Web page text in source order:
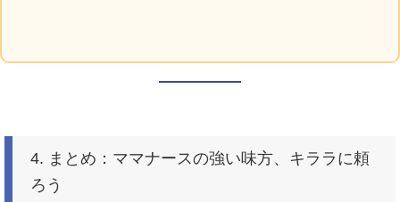
4. まとめ：ママナースの強い味方、キララに頼
ろう